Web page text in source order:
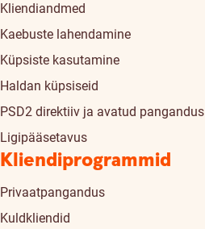
Kliendiandmed
Kaebuste lahendamine
Küpsiste kasutamine
Haldan küpsiseid
PSD2 direktiiv ja avatud pangandus
Ligipääsetavus
Kliendiprogrammid
Privaatpangandus
Kuldkliendid